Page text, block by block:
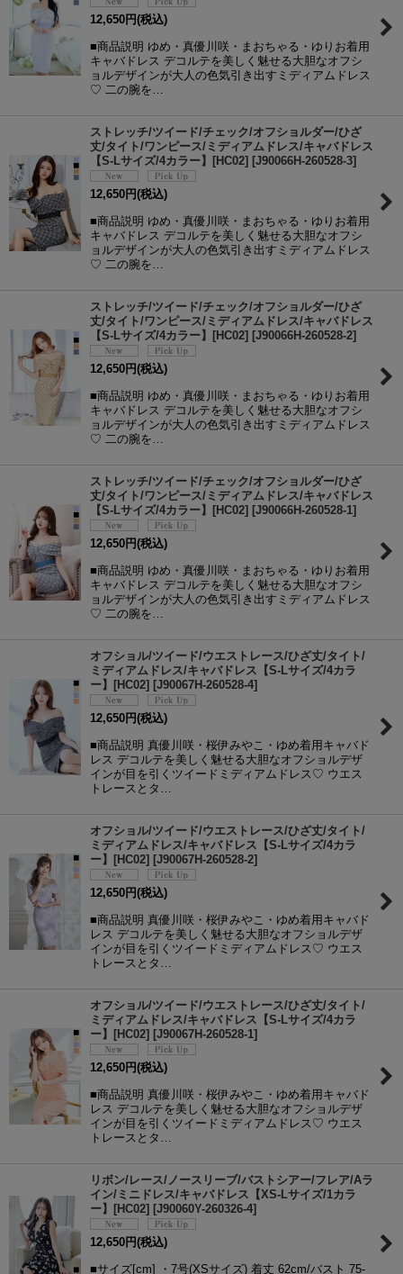
12,650円(税込)
■商品説明 ゆめ・真優川咲・まおちゃる・ゆりお着用
キャバドレス デコルテを美しく魅せる大胆なオフシ
ョルデザインが大人の色気引き出すミディアムドレス
♡ 二の腕を…
ストレッチ/ツイード/チェック/オフショルダー/ひざ
丈/タイト/ワンピース/ミディアムドレス/キャバドレス
【S-Lサイズ/4カラー】[HC02] [J90066H-260528-3]
12,650 円(税込)
■商品説明 ゆめ・真優川咲・まおちゃる・ゆりお着用
キャバドレス デコルテを美しく魅せる大胆なオフシ
ョルデザインが大人の色気引き出すミディアムドレス
♡ 二の腕を…
ストレッチ/ツイード/チェック/オフショルダー/ひざ
丈/タイト/ワンピース/ミディアムドレス/キャバドレス
【S-Lサイズ/4カラー】[HC02] [J90066H-260528-2]
12,650 円(税込)
■商品説明 ゆめ・真優川咲・まおちゃる・ゆりお着用
キャバドレス デコルテを美しく魅せる大胆なオフシ
ョルデザインが大人の色気引き出すミディアムドレス
♡ 二の腕を…
ストレッチ/ツイード/チェック/オフショルダー/ひざ
丈/タイト/ワンピース/ミディアムドレス/キャバドレス
【S-Lサイズ/4カラー】[HC02] [J90066H-260528-1]
12,650 円(税込)
■商品説明 ゆめ・真優川咲・まおちゃる・ゆりお着用
キャバドレス デコルテを美しく魅せる大胆なオフシ
ョルデザインが大人の色気引き出すミディアムドレス
♡ 二の腕を…
オフショル/ツイード/ウエストレース/ひざ丈/タイト/
ミディアムドレス/キャバドレス【S-Lサイズ/4カラ
ー】[HC02] [J90067H-260528-4]
12,650 円(税込)
■商品説明 真優川咲・桜伊みやこ・ゆめ着用キャバド
レス デコルテを美しく魅せる大胆なオフショルデザ
インが目を引くツイードミディアムドレス♡ ウエス
トレースとタ…
オフショル/ツイード/ウエストレース/ひざ丈/タイト/
ミディアムドレス/キャバドレス【S-Lサイズ/4カラ
ー】[HC02] [J90067H-260528-2]
12,650 円(税込)
■商品説明 真優川咲・桜伊みやこ・ゆめ着用キャバド
レス デコルテを美しく魅せる大胆なオフショルデザ
インが目を引くツイードミディアムドレス♡ ウエス
トレースとタ…
オフショル/ツイード/ウエストレース/ひざ丈/タイト/
ミディアムドレス/キャバドレス【S-Lサイズ/4カラ
ー】[HC02] [J90067H-260528-1]
12,650 円(税込)
■商品説明 真優川咲・桜伊みやこ・ゆめ着用キャバド
レス デコルテを美しく魅せる大胆なオフショルデザ
インが目を引くツイードミディアムドレス♡ ウエス
トレースとタ…
リボン/レース/ノースリーブ/バストシアー/フレア/Aラ
イン/ミニドレス/キャバドレス【XS-Lサイズ/1カラ
ー】[HC02] [J90060Y-260326-4]
12,650 円(税込)
■サイズ[cm] ・7号(XSサイズ) 着丈 62cm/バスト 75-